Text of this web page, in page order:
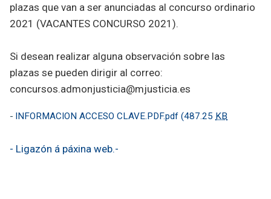
plazas que van a ser anunciadas al concurso ordinario
2021 (VACANTES CONCURSO 2021).
Si desean realizar alguna observación sobre las
plazas se pueden dirigir al correo:
concursos.admonjusticia@mjusticia.es​
- INFORMACION ACCESO CLAVE.PDF.pdf (487.25 KB
- Ligazón á páxina web.-